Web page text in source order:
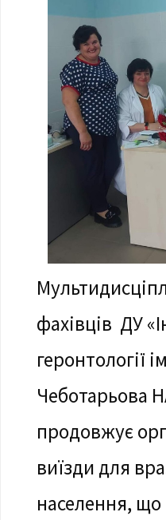
фахівців ДУ
геронтології
Чеботарьова
продовжує
виїзди для
населення,